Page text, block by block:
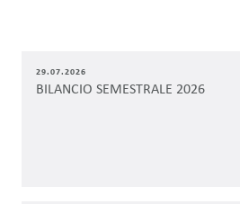
29.07.2026
BILANCIO SEMESTRALE 2026